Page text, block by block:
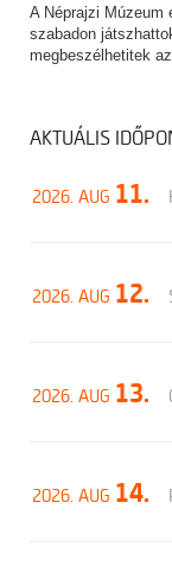
A Néprajzi Múzeum
szabadon
megbeszélhetitek
AKTUÁLIS
2026. AUG 11.
2026. AUG 12.
2026. AUG 13.
2026. AUG 14.